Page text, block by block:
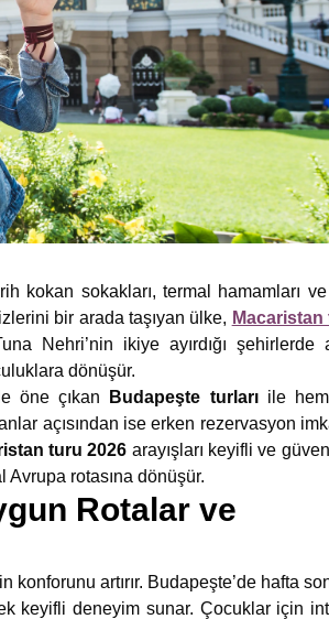
kokan sokakları, termal hamamları
bir arada taşıyan ülke, Macaristan
Nehri’nin ikiye ayırdığı şehirlerde
dönüşür.
öne çıkan
Budapeşte turlarıile
açısından ise erken rezervasyon
turu 2026 arayışları keyifli ve
rotasına dönüşür.
Rotalar ve
artırır. Budapeşte’de hafta
keyifli deneyim sunar. Çocuklar için